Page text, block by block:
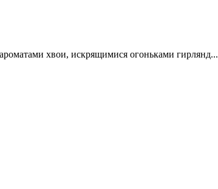
хвои, искрящимися огоньками гирлянд...